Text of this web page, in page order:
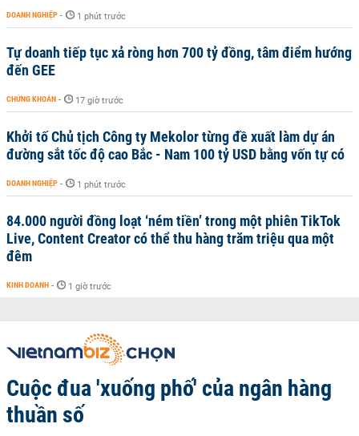
DOANH NGHIỆP - 1 phút trước
Tự doanh tiếp tục xả ròng hơn 700 tỷ đồng, tâm điểm hướng
đến GEE
CHỨNG KHOÁN - 17 giờ trước
Khởi tố Chủ tịch Công ty Mekolor từng đề xuất làm dự án
đường sắt tốc độ cao Bắc - Nam 100 tỷ USD bằng vốn tự có
DOANH NGHIỆP - 1 phút trước
84.000 người đồng loạt ‘ném tiền’ trong một phiên TikTok
Live, Content Creator có thể thu hàng trăm triệu qua một
đêm
KINH DOANH - 1 giờ trước
Cuộc đua 'xuống phố' của ngân hàng
thuần số